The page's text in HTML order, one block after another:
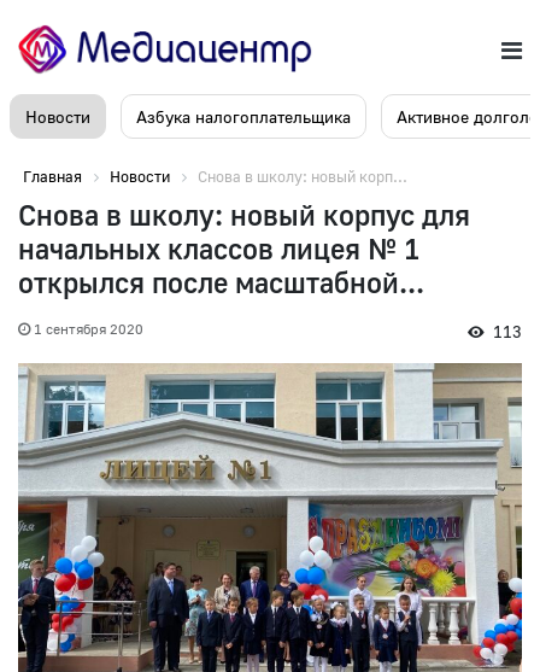
Новости Азбука налогоплательщика Активное
Главная Новости Снова в школу: новый корп...
Снова в школу: новый корпус для
начальных классов лицея № 1
открылся после масштабной...
1 сентября 2020 113